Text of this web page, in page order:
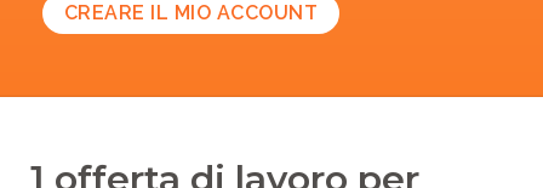
CREARE IL MIO ACCOUNT
1 offerta di lavoro per